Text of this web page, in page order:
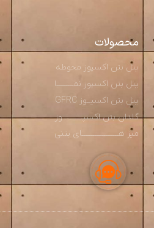
محصولات
پنل بتن اکسپوز محوطه
پنل بتن اکسپوز نمـــــــــا
پنل بتن اکسپــوز GFRC
گلدان بتن اکسپـــــــــــوز
میز هــــــــــــــــــــای بتنی